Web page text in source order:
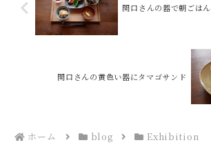
関口さんの器で朝ごはん
関口さんの黄色い器にタマゴサンド
ホーム blog Exhibition